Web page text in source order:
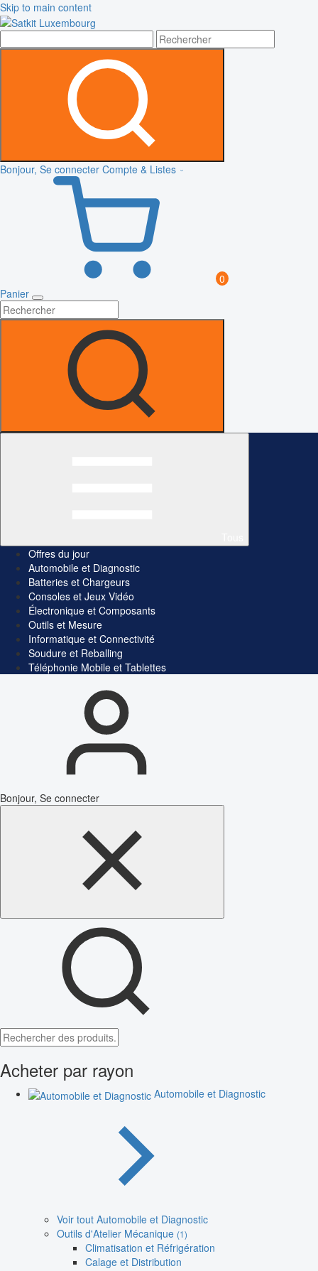
Skip to main content
Bonjour, Se connecter Compte & Listes
0
Panier
Offres du jour
Automobile et Diagnostic
Batteries et Chargeurs
Consoles et Jeux Vidéo
Électronique et Composants
Outils et Mesure
Informatique et Connectivité
Soudure et Reballing
Téléphonie Mobile et Tablettes
Bonjour, Se connecter
Acheter par rayon
Automobile et Diagnostic
Voir tout Automobile et Diagnostic
Outils d'Atelier Mécanique (1)
Climatisation et Réfrigération
Calage et Distribution